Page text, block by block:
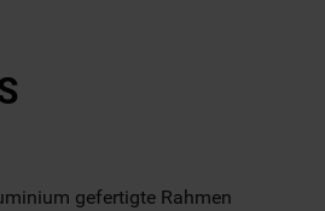
gefertigte Rahmen